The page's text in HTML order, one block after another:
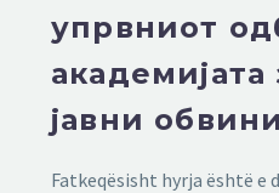
упрвниот
јавни
Fatkeqësisht hyrja është e